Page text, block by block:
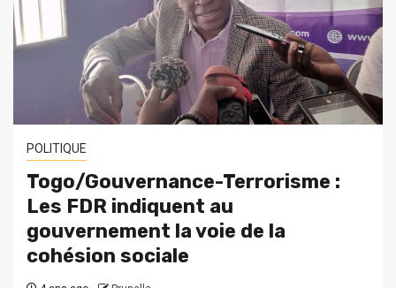
POLITIQUE
Togo/Gouvernance-Terrorisme :
Les FDR indiquent au
gouvernement la voie de la
cohésion sociale